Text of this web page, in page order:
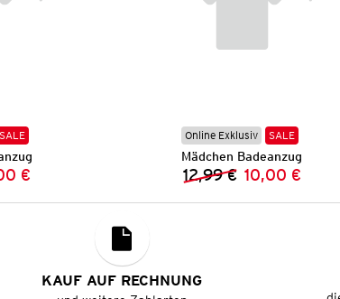
SALE
Preis:
Preis:
€
Online Exklusiv SALE
Mädchen Badeanzug
Vorheriger
12,99 € Neuer Preis:
10,00 €
KAUF AUF RECHNUNG